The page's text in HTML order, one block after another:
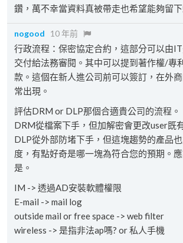
鑽，萬不幸當資料真被帶走也希望能夠留下
nogood 10 年前
行政流程：保密協定合約，這部分可以由
交付給法務審閱。其中可以提到著作權/專
款。這個在新人進公司前可以簽訂，在外
常出現。
評估DRM or DLP那個合適貴公司的流程。
DRM從檔案下手，但加解密會更改user既
DLP從外部防堵下手，但這塊趨勢的產品
度，有點好奇是哪一塊為符合您的預期。
是。
IM -> 透過AD安裝軟體權限
E-mail -> mail log
outside mail or free space -> web filter
wireless -> 是指非法ap嗎? or 私人手機